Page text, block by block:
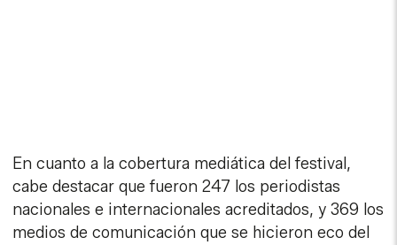
En cuanto a la cobertura mediática del festival,
cabe destacar que fueron 247 los periodistas
nacionales e internacionales acreditados, y 369 los
medios de comunicación que se hicieron eco del